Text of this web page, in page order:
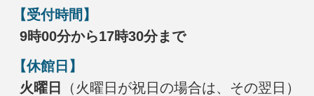
【受付時間】
9時00分から17時30分まで
【休館日】
火曜日
（火曜日が祝日の場合は、その翌日）